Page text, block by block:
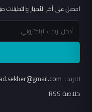
احصل على آخر الأخبار والتحليلات
البريد:
خلاصة RSS